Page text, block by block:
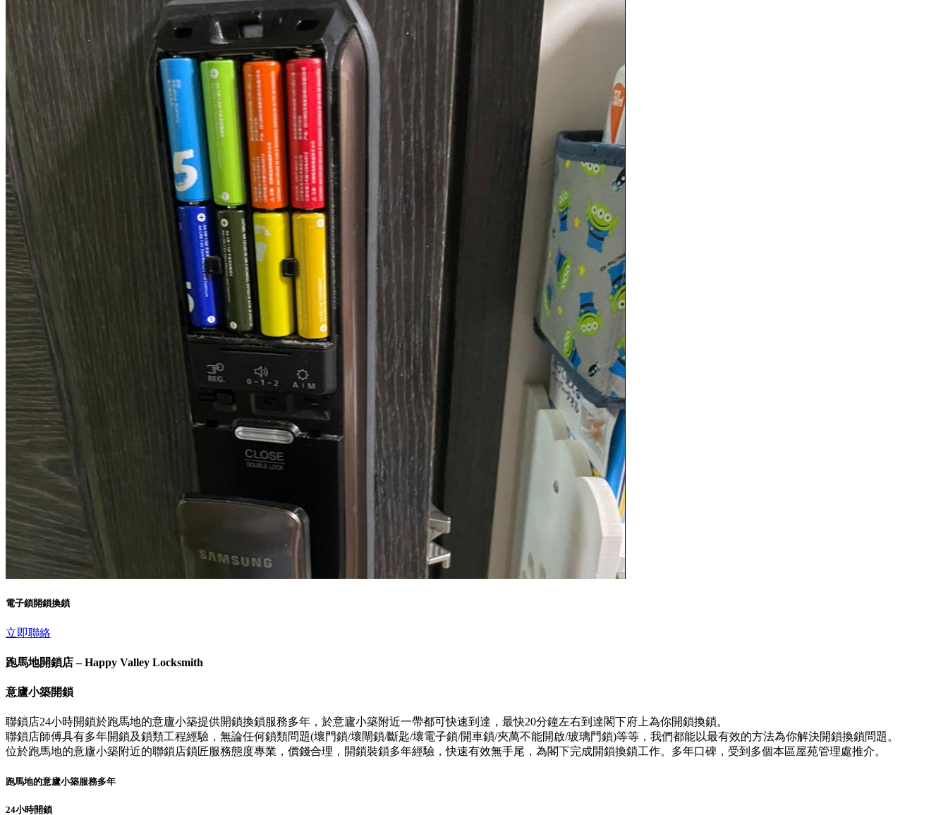
電子鎖開鎖換鎖
立即聯絡
跑馬地開鎖店 – Happy Valley Locksmith
意廬小築開鎖
聯鎖店24小時開鎖於跑馬地的意廬小築提供開鎖換鎖服務多年，於意廬小築附近一帶都可快速到達，最快20分鐘左右到達閣下府上為你開鎖換鎖。
聯鎖店師傅具有多年開鎖及鎖類工程經驗，無論任何鎖類問題(壞門鎖/壞閘鎖/斷匙/壞電子鎖/開車鎖/夾萬不能開啟/玻璃門鎖)等等，我們都能以最有效的方法為你解決開鎖換鎖問題。
位於跑馬地的意廬小築附近的聯鎖店鎖匠服務態度專業，價錢合理，開鎖裝鎖多年經驗，快速有效無手尾，為閣下完成開鎖換鎖工作。多年口碑，受到多個本區屋苑管理處推介。
跑馬地的意廬小築服務多年
24小時開鎖